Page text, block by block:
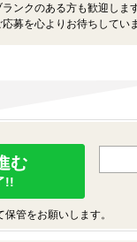
ランクのある方も歓迎しま
応募を心よりお待ちしてい
む
!!
管をお願いします。